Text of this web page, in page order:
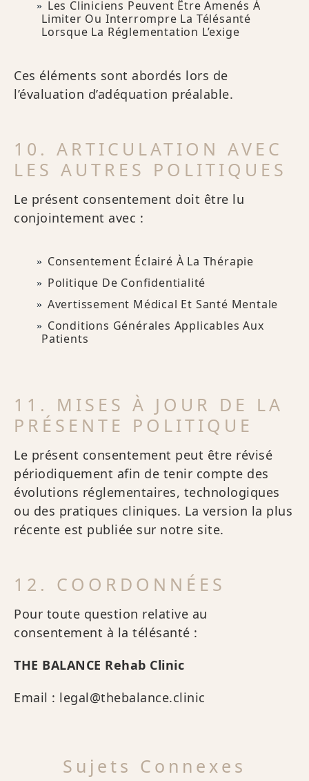
Les Cliniciens Peuvent Être Amenés À
Limiter Ou Interrompre La Télésanté
Lorsque La Réglementation L’exige
Ces éléments sont abordés lors de
l’évaluation d’adéquation préalable.
10. ARTICULATION AVEC
LES AUTRES POLITIQUES
Le présent consentement doit être lu
conjointement avec :
Consentement Éclairé À La Thérapie
Politique De Confidentialité
Avertissement Médical Et Santé Mentale
Conditions Générales Applicables Aux
Patients
11. MISES À JOUR DE LA
PRÉSENTE POLITIQUE
Le présent consentement peut être révisé
périodiquement afin de tenir compte des
évolutions réglementaires, technologiques
ou des pratiques cliniques. La version la plus
récente est publiée sur notre site.
12. COORDONNÉES
Pour toute question relative au
consentement à la télésanté :
THE BALANCE Rehab Clinic
Email : legal@thebalance.clinic
Sujets Connexes